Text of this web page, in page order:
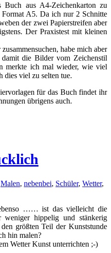
Buch aus A4-Zeichenkarton zu
A5. Da ich nur 2 Schnitte
der zwei Papierstreifen aber
Der Praxistest mit kleinen
habe mich aber
damit die Bilder vom Zeichenstil
merkte ich mal wieder, wie viel
dies viel zu selten tue.
für das Buch findet ihr
übrigens auch.
Malen, nebenbei, Schüler, Wetter,
ebenso …… ist das vielleicht die
weniger hippelig und stänkerig
größten Teil der Kunststunde
hin malen?
Wetter Kunst unterrichten ;-)